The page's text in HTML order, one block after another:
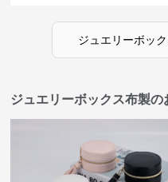
ジュエリーボック
ジュエリーボックス布製の